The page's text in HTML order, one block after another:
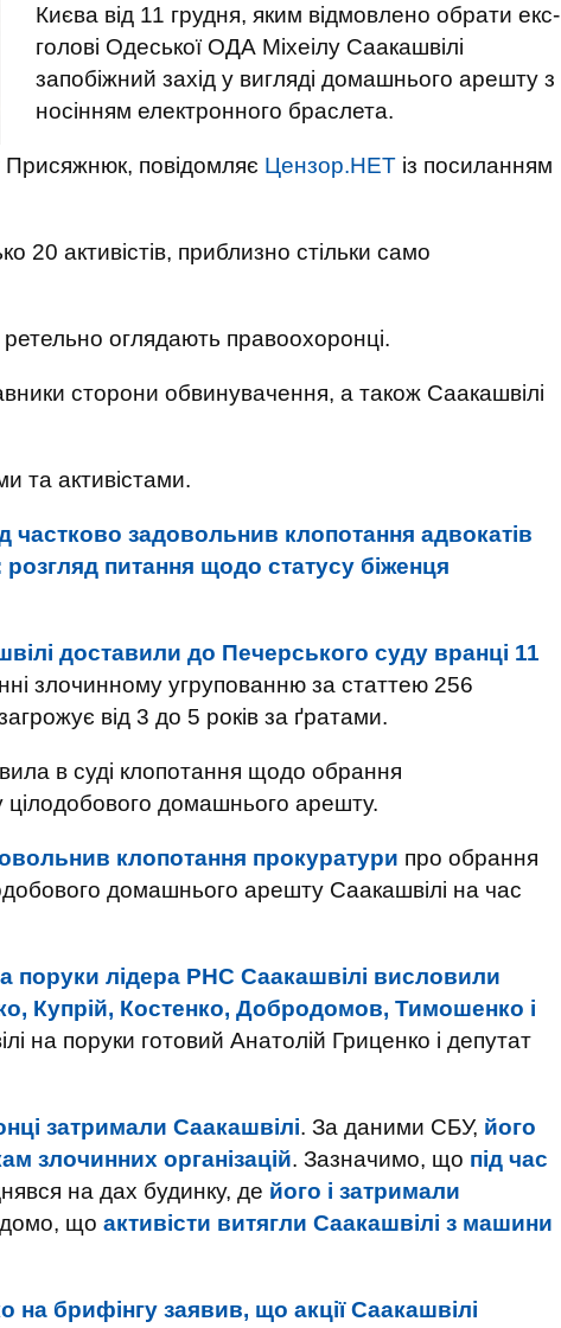
Києва від 11 грудня, яким відмовлено обрати екс-
голові Одеської ОДА Міхеілу Саакашвілі
запобіжний захід у вигляді домашнього арешту з
носінням електронного браслета.
Присяжнюк, повідомляє Цензор.НЕТ із посиланням
20 активістів, приблизно стільки само
ретельно оглядають правоохоронці.
сторони обвинувачення, а також Саакашвілі
та активістами.
частково задовольнив клопотання адвокатів
розгляд питання щодо статусу біженця
доставили до Печерського суду вранці 11
злочинному угрупованню за статтею 256
від 3 до 5 років за ґратами.
в суді клопотання щодо обрання
цілодобового домашнього арешту.
клопотання прокуратури про обрання
домашнього арешту Саакашвілі на час
поруки лідера РНС Саакашвілі висловили
Купрій, Костенко, Добродомов, Тимошенко і
на поруки готовий Анатолій Гриценко і депутат
затримали Саакашвілі. За даними СБУ, його
злочинних організацій. Зазначимо, що під час
на дах будинку, де його і затримали
що активісти витягли Саакашвілі з машини
на брифінгу заявив, що акції Саакашвілі